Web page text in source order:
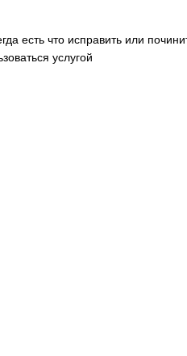
есть что исправить или
услугой